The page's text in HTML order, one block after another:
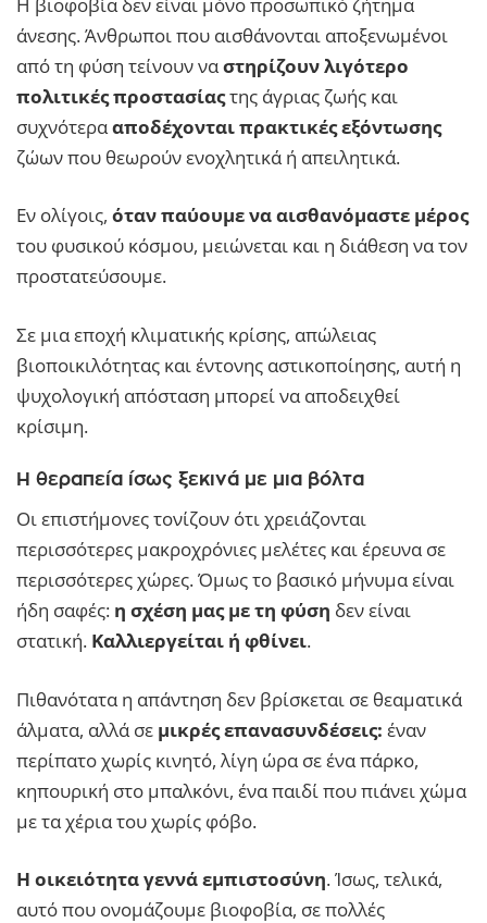
άνεσης. Άνθρωποι που αισθάνονται αποξενωμένοι
από τη φύση τείνουν ναστηρίζουν λιγότερο
πολιτικές προστασίαςτης άγριας ζωής και
συχνότερααποδέχονται πρακτικές εξόντωσης
ζώων που θεωρούν ενοχλητικά ή απειλητικά.
Εν ολίγοις, όταν παύουμε να αισθανόμαστε μέρος
του φυσικού κόσμου, μειώνεται και η διάθεση να τον
προστατεύσουμε.
Σε μια εποχή κλιματικής κρίσης, απώλειας
βιοποικιλότητας και έντονης αστικοποίησης, αυτή η
ψυχολογική απόσταση μπορεί να αποδειχθεί
κρίσιμη.
Η θεραπεία ίσως ξεκινά με μια βόλτα
Οι επιστήμονες τονίζουν ότι χρειάζονται
περισσότερες μακροχρόνιες μελέτες και έρευνα σε
περισσότερες χώρες. Όμως το βασικό μήνυμα είναι
ήδη σαφές: η σχέση μας με τη φύση δεν είναι
στατική. Καλλιεργείται ή φθίνει.
Πιθανότατα η απάντηση δεν βρίσκεται σε θεαματικά
άλματα, αλλά σε μικρές επανασυνδέσεις: έναν
περίπατο χωρίς κινητό, λίγη ώρα σε ένα πάρκο,
κηπουρική στο μπαλκόνι, ένα παιδί που πιάνει χώμα
με τα χέρια του χωρίς φόβο.
Η οικειότητα γεννά εμπιστοσύνη. Ίσως, τελικά,
αυτό που ονομάζουμε βιοφοβία, σε πολλές